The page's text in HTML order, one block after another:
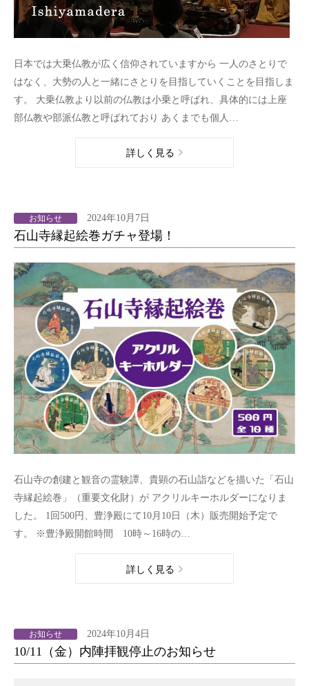
日本では大乗仏教が広く信仰されていますから 一人のさとりで
はなく、大勢の人と一緒にさとりを目指していくことを目指しま
す。 大乗仏教より以前の仏教は小乗と呼ばれ、具体的には上座
部仏教や部派仏教と呼ばれており あくまでも個人…
詳しく見る
お知らせ 2024年10月7日
石山寺縁起絵巻ガチャ登場！
石山寺の創建と観音の霊験譚、貴顕の石山詣などを描いた「石山
寺縁起絵巻」（重要文化財）が アクリルキーホルダーになりま
した。 1回500円、豊浄殿にて10月10日（木）販売開始予定で
す。 ※豊浄殿開館時間 10時～16時の…
詳しく見る
お知らせ 2024年10月4日
10/11（金）内陣拝観停止のお知らせ